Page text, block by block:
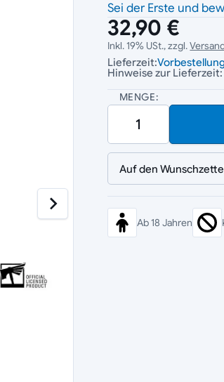
Sei der Erste und
32,90 €
Inkl. 19% USt., zzgl.
Lieferzeit:
Hinweise zur Lieferzeit:
MENGE:
Auf den
Ab 18 Jahren